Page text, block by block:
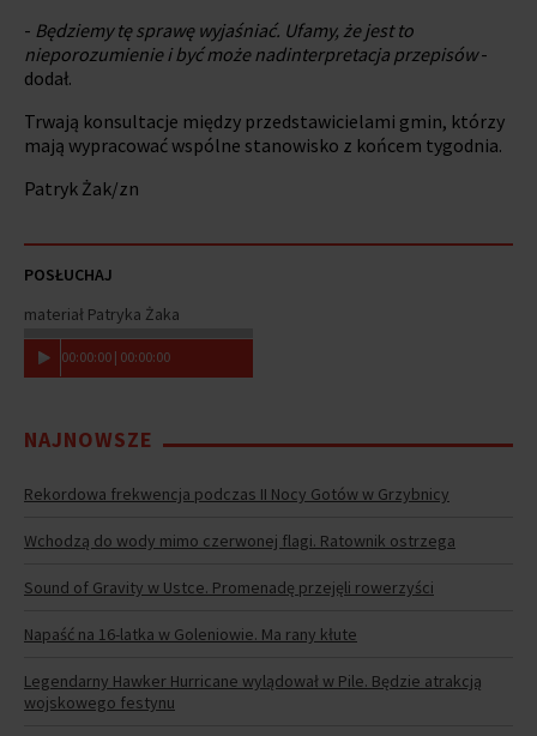
- Będziemy tę sprawę wyjaśniać. Ufamy, że jest to
nieporozumienie i być może nadinterpretacja przepisów-
dodał.
Trwają konsultacje między przedstawicielami gmin, którzy
mają wypracować wspólne stanowisko z końcem tygodnia.
Patryk Żak/zn
POSŁUCHAJ
materiał Patryka Żaka
00:00:00 | 00:00:00
NAJNOWSZE
Rekordowa frekwencja podczas II Nocy Gotów w Grzybnicy
Wchodzą do wody mimo czerwonej flagi. Ratownik ostrzega
Sound of Gravity w Ustce. Promenadę przejęli rowerzyści
Napaść na 16-latka w Goleniowie. Ma rany kłute
Legendarny Hawker Hurricane wylądował w Pile. Będzie atrakcją
wojskowego festynu